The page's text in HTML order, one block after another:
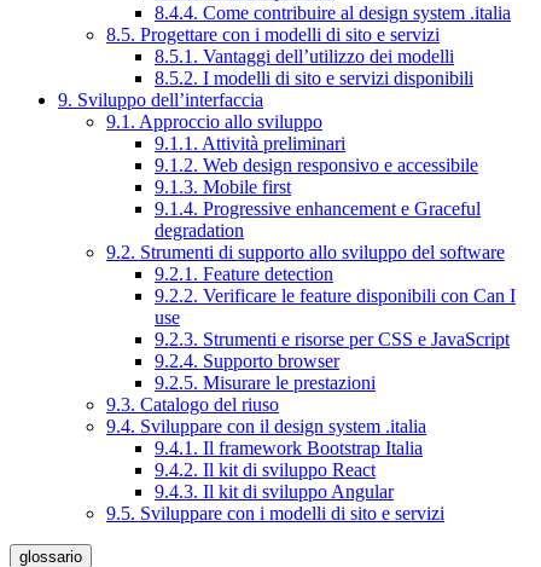
8.4.4. Come contribuire al design system .italia
8.5. Progettare con i modelli di sito e servizi
8.5.1. Vantaggi dell’utilizzo dei modelli
8.5.2. I modelli di sito e servizi disponibili
9. Sviluppo dell’interfaccia
9.1. Approccio allo sviluppo
9.1.1. Attività preliminari
9.1.2. Web design responsivo e accessibile
9.1.3. Mobile first
9.1.4. Progressive enhancement e Graceful
degradation
9.2. Strumenti di supporto allo sviluppo del software
9.2.1. Feature detection
9.2.2. Verificare le feature disponibili con Can I
use
9.2.3. Strumenti e risorse per CSS e JavaScript
9.2.4. Supporto browser
9.2.5. Misurare le prestazioni
9.3. Catalogo del riuso
9.4. Sviluppare con il design system .italia
9.4.1. Il framework Bootstrap Italia
9.4.2. Il kit di sviluppo React
9.4.3. Il kit di sviluppo Angular
9.5. Sviluppare con i modelli di sito e servizi
glossario